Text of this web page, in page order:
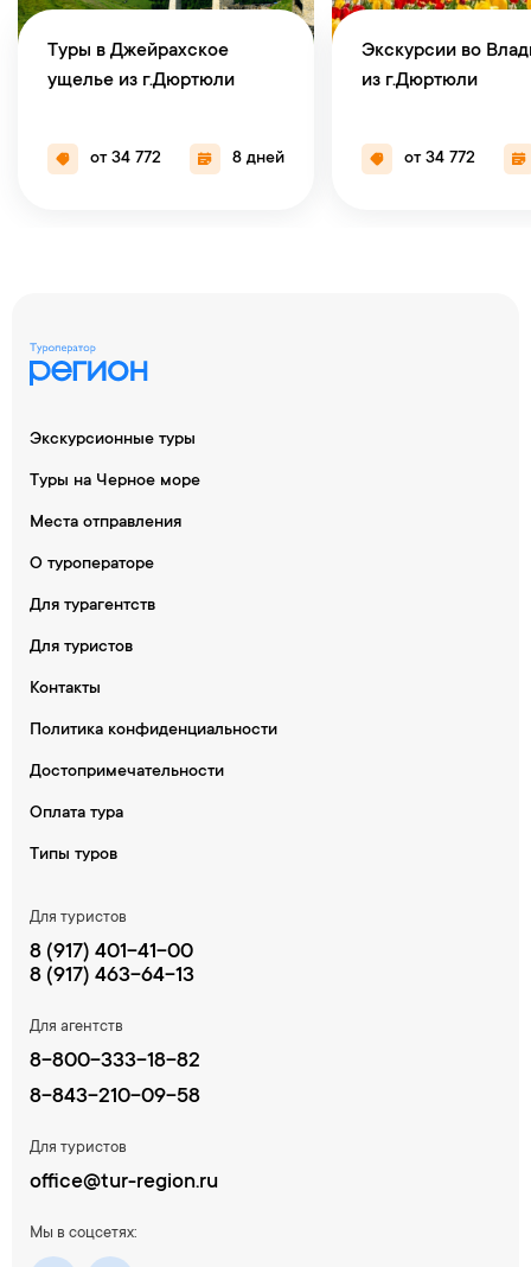
Туры в Джейрахское
ущелье из г.Дюртюли
от 34 772 8 дней
Экскурсии во
из г.Дюртюли
от 34 772
Экскурсионные туры
Туры на Черное море
Места отправления
О туроператоре
Для турагентств
Для туристов
Контакты
Политика конфиденциальности
Достопримечательности
Оплата тура
Типы туров
Для туристов
8 (917) 401-41-00
8 (917) 463-64-13
Для агентств
8-800-333-18-82
8-843-210-09-58
Для туристов
office@tur-region.ru
Мы в соцсетях: